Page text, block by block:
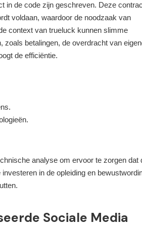
in de code zijn geschreven. Deze
voldaan, waardoor de noodzaak van
context van trueluck kunnen slimme
betalingen, de overdracht van
de efficiëntie.
analyse om ervoor te zorgen dat
in de opleiding en
Sociale Media